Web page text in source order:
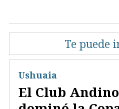
Te puede
El Club
Ushuaia